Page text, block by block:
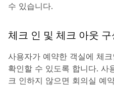
수 있습니다.
체크 인 및 체크 아웃 구
사용자가 예약한 객실에 체
확인할 수 있도록 합니다. 사
크 인하지 않으면 회의실 예